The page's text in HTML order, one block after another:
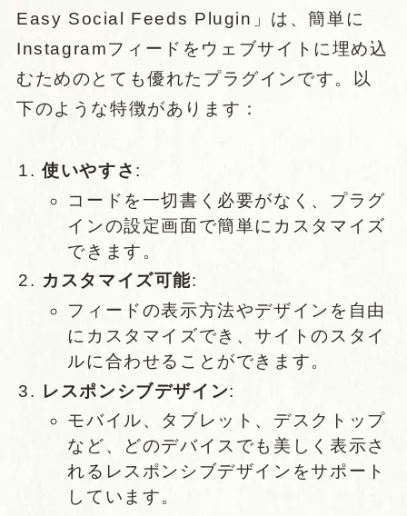
Easy Social Feeds Plugin」は、簡単に
Instagramフィードをウェブサイトに埋め込
むためのとても優れたプラグインです。以
下のような特徴があります：
使いやすさ :
コードを一切書く必要がなく、プラグ
インの設定画面で簡単にカスタマイズ
できます。
カスタマイズ可能:
フィードの表示方法やデザインを自由
にカスタマイズでき、サイトのスタイ
ルに合わせることができます。
レスポンシブデザイン:
モバイル、タブレット、デスクトップ
など、どのデバイスでも美しく表示さ
れるレスポンシブデザインをサポート
しています。